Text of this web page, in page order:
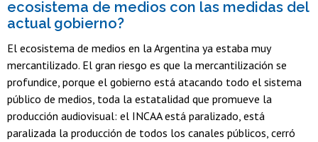
ecosistema de medios con las medidas del
actual gobierno?
El ecosistema de medios en la Argentina ya estaba muy
mercantilizado. El gran riesgo es que la mercantilización se
profundice, porque el gobierno está atacando todo el sistema
público de medios, toda la estatalidad que promueve la
producción audiovisual: el INCAA está paralizado, está
paralizada la producción de todos los canales públicos, cerró